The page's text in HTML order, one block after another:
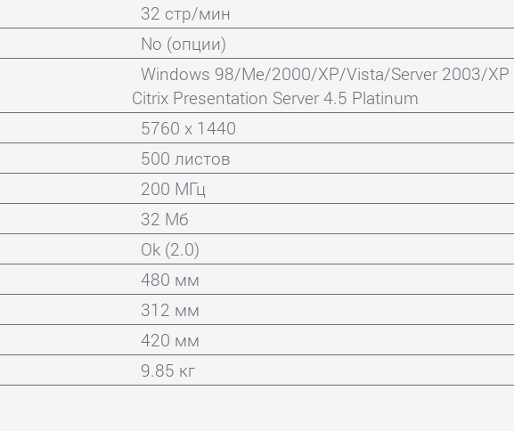
32 стр/мин
No (опции)
Windows 98/Me/2000/XP/Vista/Server 2003/
Citrix Presentation Server 4.5 Platinum
5760 x 1440
500 листов
200 МГц
32 Мб
Ok (2.0)
480 мм
312 мм
420 мм
9.85 кг